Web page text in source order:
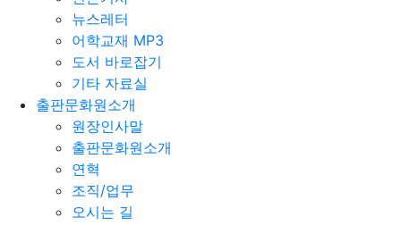
뉴스레터
어학교재 MP3
도서 바로잡기
기타 자료실
출판문화원소개
원장인사말
출판문화원소개
연혁
조직/업무
오시는 길